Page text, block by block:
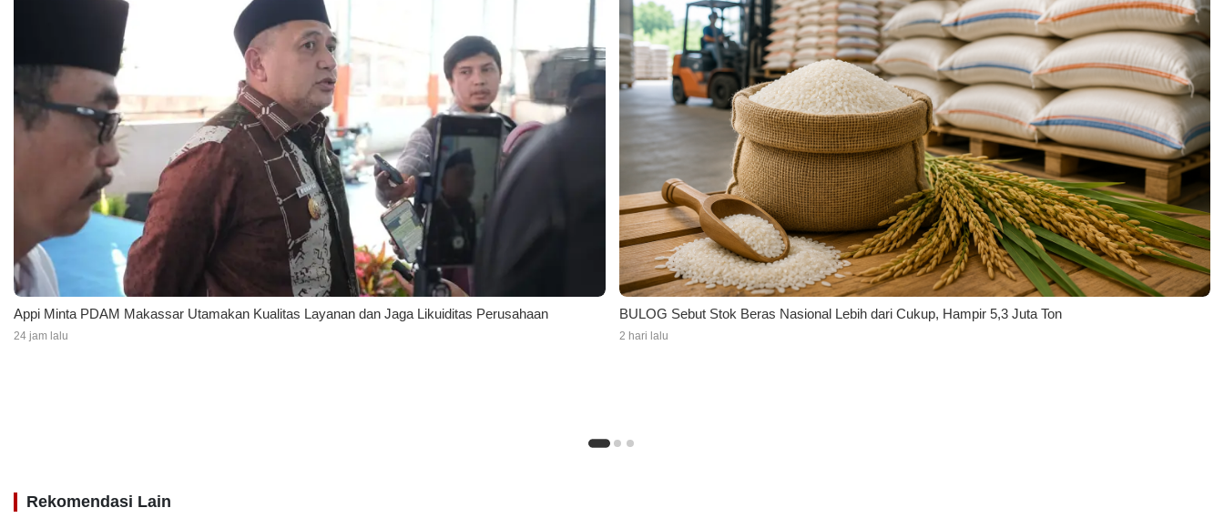
Appi Minta PDAM Makassar Utamakan Kualitas Layanan dan Jaga Likuiditas Perusahaan
24 jam lalu
BULOG Sebut Stok Beras Nasional Lebih dari Cukup, Hampir 5,3 Juta Ton
2 hari lalu
Rekomendasi Lain